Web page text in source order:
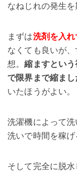
なねじれの発生を
まずは洗剤を入れ
なくても良いが
想。縮ますとい
で限界まで縮ま
いたほうがよい。
洗濯機によって洗
洗いで時間を稼げ
そして完全に脱